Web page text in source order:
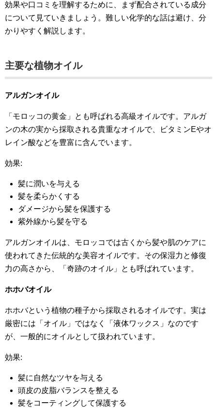
効果や口コミを理解するために、まず配合されている成分
について見ていきましょう。難しい化学的な話は避け、分
かりやすく解説します。
主要な植物オイル
アルガンオイル
「モロッコの黄金」とも呼ばれる高級オイルです。アルガ
ンの木の実から採取される貴重なオイルで、ビタミンEやオ
レイン酸などを豊富に含んでいます。
効果:
髪に潤いを与える
髪を柔らかくする
ダメージから髪を保護する
紫外線から髪を守る
アルガンオイルは、モロッコでは古くから髪や肌のケアに
使われてきた伝統的な美容オイルです。その保湿力と修復
力の高さから、「奇跡のオイル」とも呼ばれています。
ホホバオイル
ホホバという植物の種子から採取されるオイルです。実は
厳密には「オイル」ではなく「液体ワックス」なのです
が、一般的にオイルとして扱われています。
効果:
髪に自然なツヤを与える
頭皮の皮脂バランスを整える
髪をコーティングして保護する